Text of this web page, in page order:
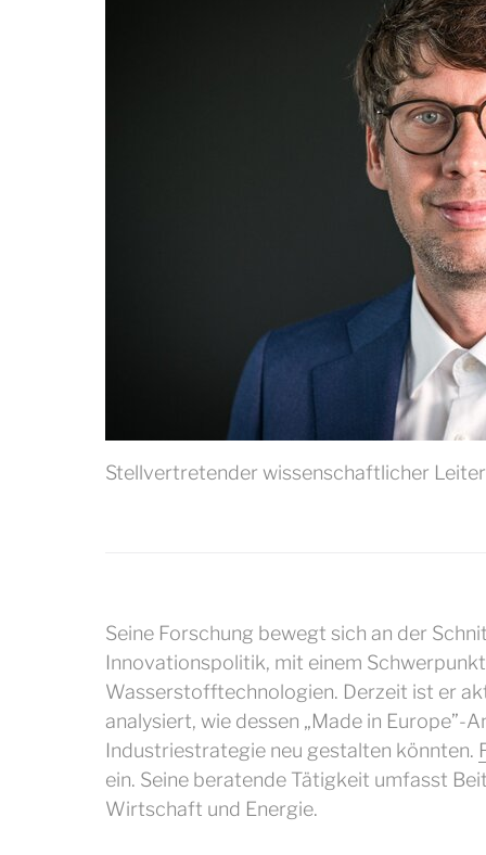
Stellvertretender wissenschaftlicher
Seine Forschung bewegt sich an der
Innovationspolitik, mit einem
Wasserstofftechnologien. Derzeit ist er
analysiert, wie dessen „Made in Europe”-
Industriestrategie neu gestalten könnten.
ein. Seine beratende Tätigkeit umfasst
Wirtschaft und Energie.